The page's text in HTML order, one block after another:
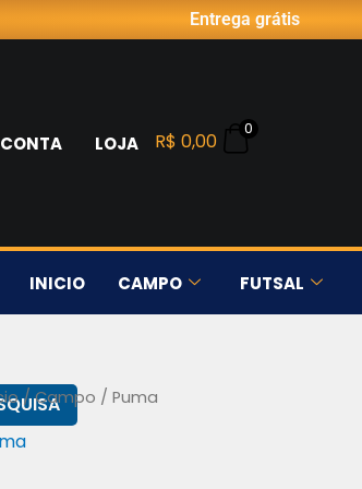
Entrega grátis
LOJA R$ 0,00
0
INICIO CAMPO FUTSAL
/Campo / Puma
Classificado
por
preço: